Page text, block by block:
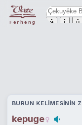
Ferheng ê î û
BURUN KELIMESININ
kepuge